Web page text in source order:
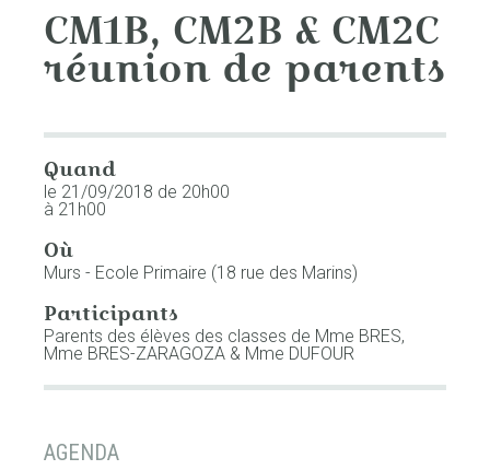
CM1B, CM2B & CM2C
réunion de parents
Quand
le 21/09/2018 de 20h00
à 21h00
Où
Murs - Ecole Primaire (18 rue des Marins)
Participants
Parents des élèves des classes de Mme BRES,
Mme BRES-ZARAGOZA & Mme DUFOUR
NAVIGATION
AGENDA